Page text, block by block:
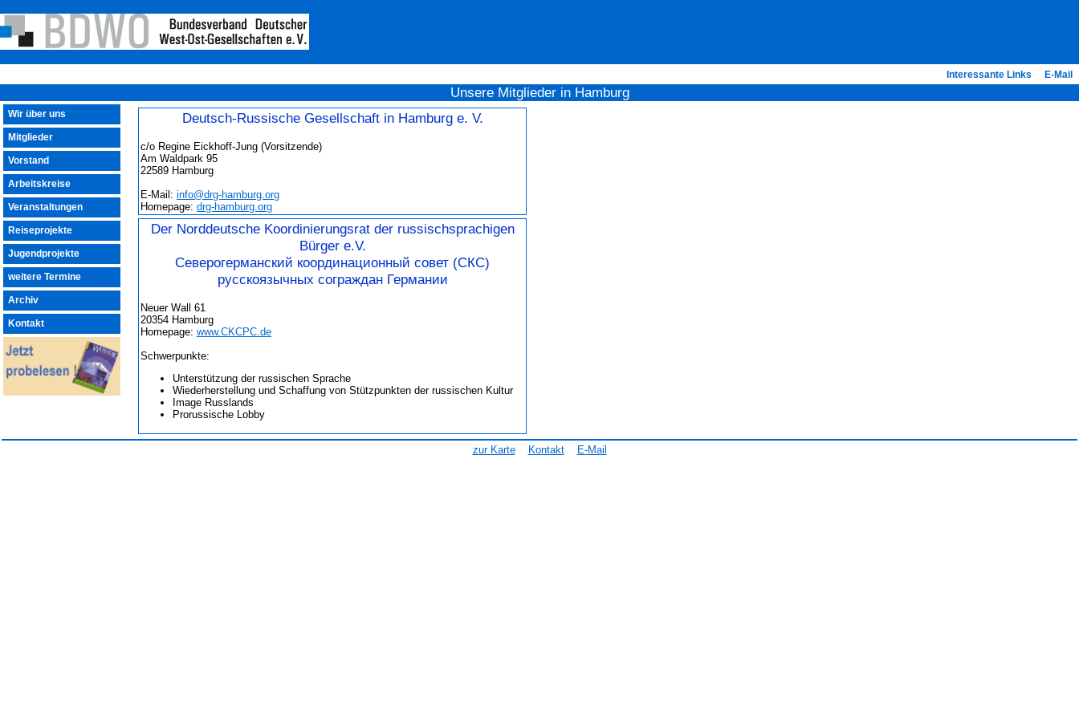
Interessante Links E-Mail
Unsere Mitglieder in Hamburg
Wir über uns
Mitglieder
Vorstand
Arbeitskreise
Veranstaltungen
Reiseprojekte
Jugendprojekte
weitere Termine
Archiv
Kontakt
Deutsch-Russische Gesellschaft in Hamburg e. V.
c/o Regine Eickhoff-Jung (Vorsitzende)
Am Waldpark 95
22589 Hamburg
E-Mail: info@drg-hamburg.org
Homepage: drg-hamburg.org
Der Norddeutsche Koordinierungsrat der russischsprachigen
Bürger e.V.
Северогерманский координационный cовет (СКС)
русскоязычных сограждан Германии
Neuer Wall 61
20354 Hamburg
Homepage: www.CKCPC.de
Schwerpunkte:
Unterstützung der russischen Sprache
Wiederherstellung und Schaffung von Stützpunkten der russischen Kultur
Image Russlands
Prorussische Lobby
zur Karte Kontakt E-Mail